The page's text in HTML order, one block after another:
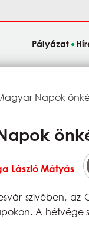
Pályázat
Napok
László Mátyás
szívében,
A hétvége